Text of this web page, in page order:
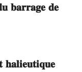
𝐛𝐚𝐫𝐫𝐚𝐠𝐞 𝐝𝐞